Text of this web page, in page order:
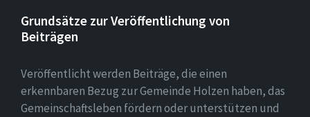
Grundsätze zur Veröffentlichung von
Beiträgen
Veröffentlicht werden Beiträge, die einen
erkennbaren Bezug zur Gemeinde Holzen haben, das
Gemeinschaftsleben fördern oder unterstützen und